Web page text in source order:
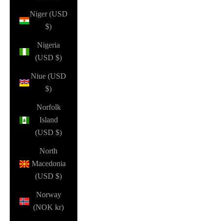
Niger (USD
$)
Nigeria
(USD $)
Niue (USD
$)
Norfolk
Island
(USD $)
North
Macedonia
(USD $)
Norway
(NOK kr)